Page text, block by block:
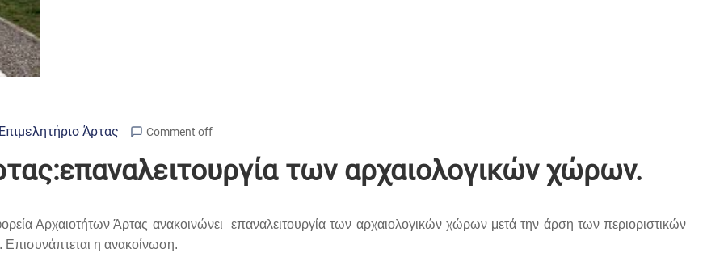
Άρτας Comment off
των αρχαιολογικών χώρων.
Αρχαιοτήτων Άρτας ανακοινώνει επαναλειτουργία των αρχαιολογικών χώρων μετά την άρση των περιοριστικών
Επισυνάπτεται η ανακοίνωση.